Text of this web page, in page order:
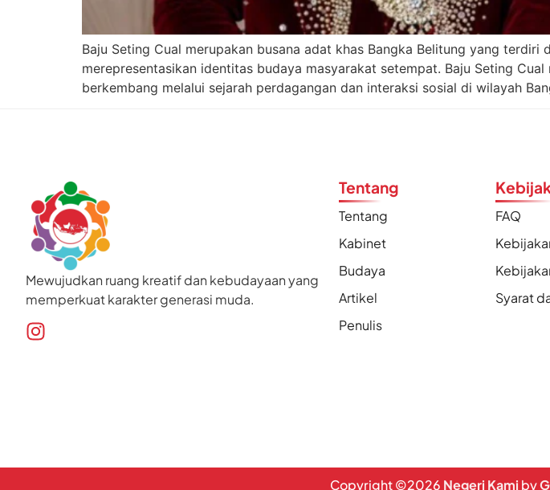
Baju Seting Cual merupakan busana adat khas Bangka Belitung yang
merepresentasikan identitas budaya masyarakat setempat. Baju Seting
berkembang melalui sejarah perdagangan dan interaksi sosial di wilayah
Mewujudkan ruang kreatif dan kebudayaan yang
memperkuat karakter generasi muda.
Tentang
Tentang
Kabinet
Budaya
Artikel
Penulis
FAQ
Syarat
Copyright ©2026 Negeri Kami by